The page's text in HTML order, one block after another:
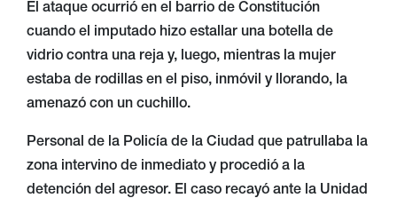
El ataque ocurrió en el barrio de Constitución
cuando el imputado hizo estallar una botella de
vidrio contra una reja y, luego, mientras la mujer
estaba de rodillas en el piso, inmóvil y llorando, la
amenazó con un cuchillo.
Personal de la Policía de la Ciudad que patrullaba la
zona intervino de inmediato y procedió a la
detención del agresor. El caso recayó ante la Unidad